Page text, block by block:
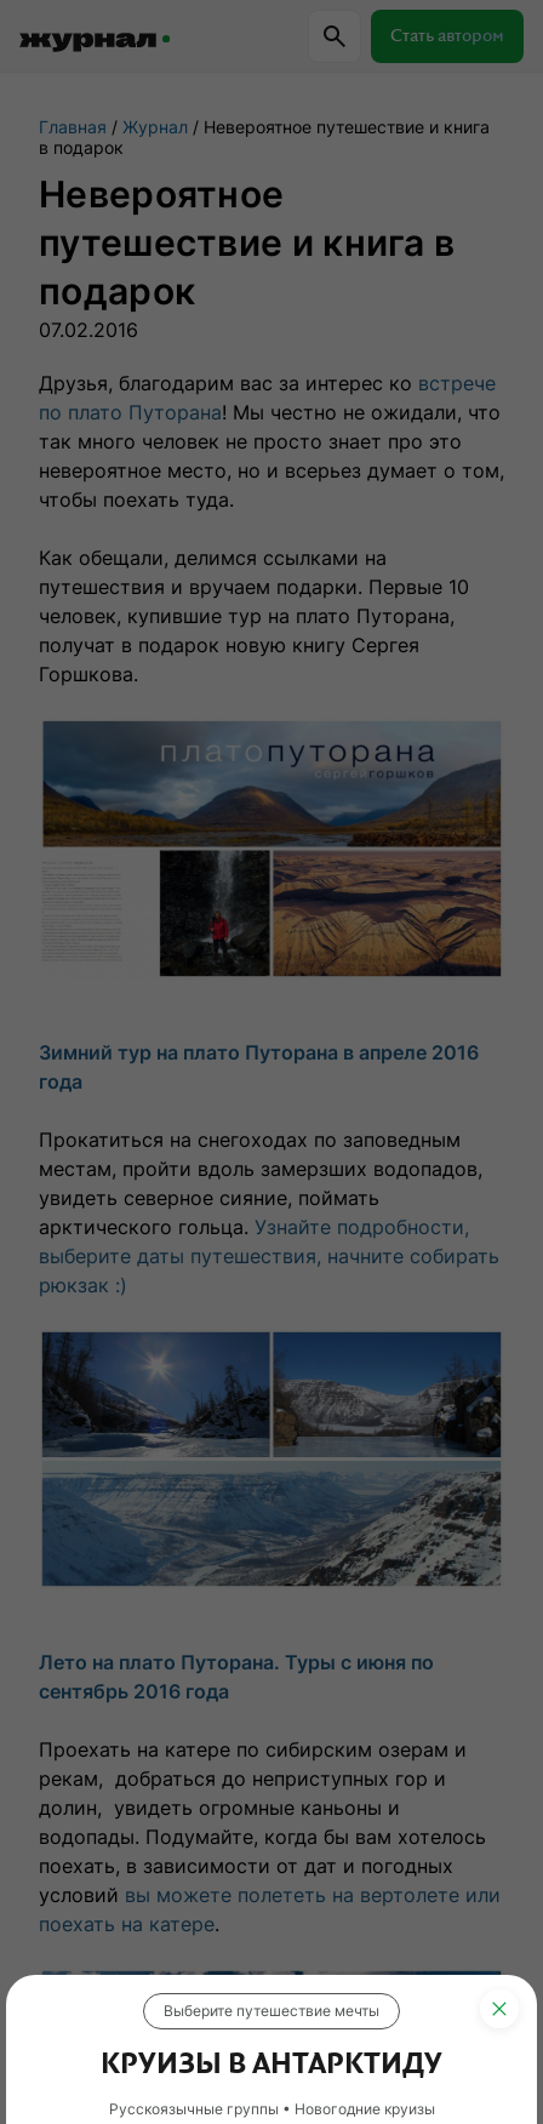
Стать автором
Самое важное Куда поехать
Журнал RussiaDiscovery
Пишем о России, чтобы родная земля
перестала быть Terra Incognita.
Авторы
влюбленными в путешествия.
Выбрать тур
Главная Журнал
Невероятное путешествие и книга
в подарок
Невероятное
путешествие и книга в
подарок
07.02.2016
Друзья, благодарим вас за интерес ко встрече
по плато Путорана! Мы честно не ожидали, что
так много человек не просто знает про это
невероятное место, но и всерьез думает о том,
чтобы поехать туда.
Как обещали, делимся ссылками на
путешествия и вручаем подарки. Первые 10
человек, купившие тур на плато Путорана,
получат в подарок новую книгу Сергея
Горшкова.
Зимний тур на плато Путорана в апреле 2016
года
Прокатиться на снегоходах по заповедным
местам, пройти вдоль замерзших водопадов,
увидеть северное сияние, поймать
арктического гольца. Узнайте подробности,
выберите даты путешествия, начните собирать
рюкзак :)
Лето на плато Путорана. Туры с июня по
сентябрь 2016 года
Проехать на катере по сибирским озерам и
рекам, добраться до неприступных гор и
долин, увидеть огромные каньоны и
водопады. Подумайте, когда бы вам хотелось
поехать, в зависимости от дат и погодных
условий вы можете полететь на вертолете или
поехать на катере.
Выберите путешествие мечты
КРУИЗЫ В АНТАРКТИДУ
Русскоязычные группы • Новогодние круизы